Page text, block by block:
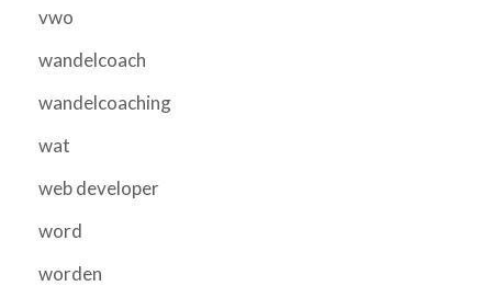
vwo
wandelcoach
wandelcoaching
wat
web developer
word
worden